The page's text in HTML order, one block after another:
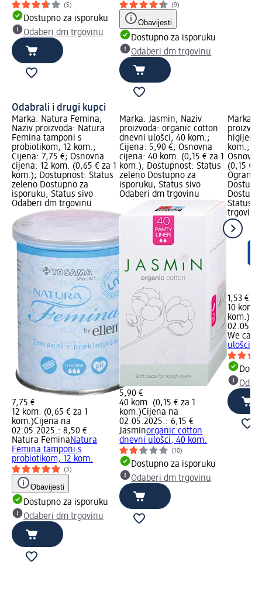
(5)
Dostupno za isporuku
Odaberi dm trgovinu
(9)
Obavijesti
Dostupno za isporuku
Odaberi dm trgovinu
Odabrali i drugi kupci
Marka: Natura Femina;
Naziv proizvoda: Natura
Femina tamponi s
probiotikom, 12 kom.;
Cijena: 7,75 €; Osnovna
cijena: 12 kom. (0,65 € za 1
kom.); Dostupnost: Status
zeleno Dostupno za
isporuku, Status sivo
Odaberi dm trgovinu
7,75 €
12 kom. (0,65 € za 1
kom.)Cijena na
02.05.2025.: 8,50 €
Natura FeminaNatura
Femina tamponi s
probiotikom, 12 kom.
(3)
Obavijesti
Dostupno za isporuku
Odaberi dm trgovinu
Marka: Jasmin; Naziv
proizvoda: organic cotton
dnevni ulošci, 40 kom.;
Cijena: 5,90 €; Osnovna
cijena: 40 kom. (0,15 € za 1
kom.); Dostupnost: Status
zeleno Dostupno za
isporuku, Status sivo
Odaberi dm trgovinu
5,90 €
40 kom. (0,15 € za 1
kom.)Cijena na
02.05.2025.: 6,15 €
Jasminorganic cotton
dnevni ulošci, 40 kom.
(10)
Dostupno za isporuku
Odaberi dm trgovinu
Marka:
kom.;
(0,15 €
Status
trgovinu
1,53 €
10 kom.
kom.)
We care
ulošci